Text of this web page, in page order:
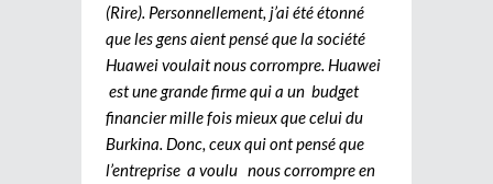
(Rire). Personnellement, j’ai été étonné
que les gens aient pensé que la société
Huawei voulait nous corrompre. Huawei
est une grande firme qui a un budget
financier mille fois mieux que celui du
Burkina. Donc, ceux qui ont pensé que
l’entreprise a voulu nous corrompre en